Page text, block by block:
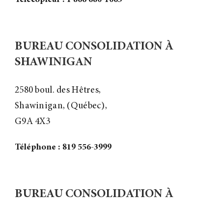
BUREAU CONSOLIDATION À
SHAWINIGAN
2580 boul. des Hêtres,
Shawinigan, (Québec),
G9A 4X3
Téléphone : 819 556-3999
BUREAU CONSOLIDATION À